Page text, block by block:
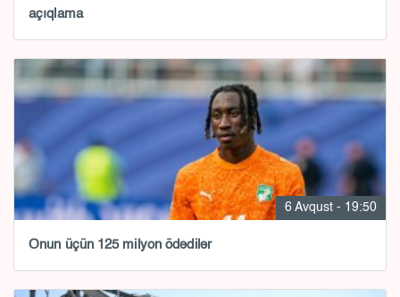
açıqlama
6 Avqust - 19:50
Onun üçün 125 milyon ödədilər